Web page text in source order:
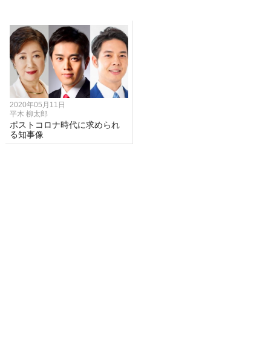
2020年05月11日
平木 柳太郎
ポストコロナ時代に求められ
る知事像